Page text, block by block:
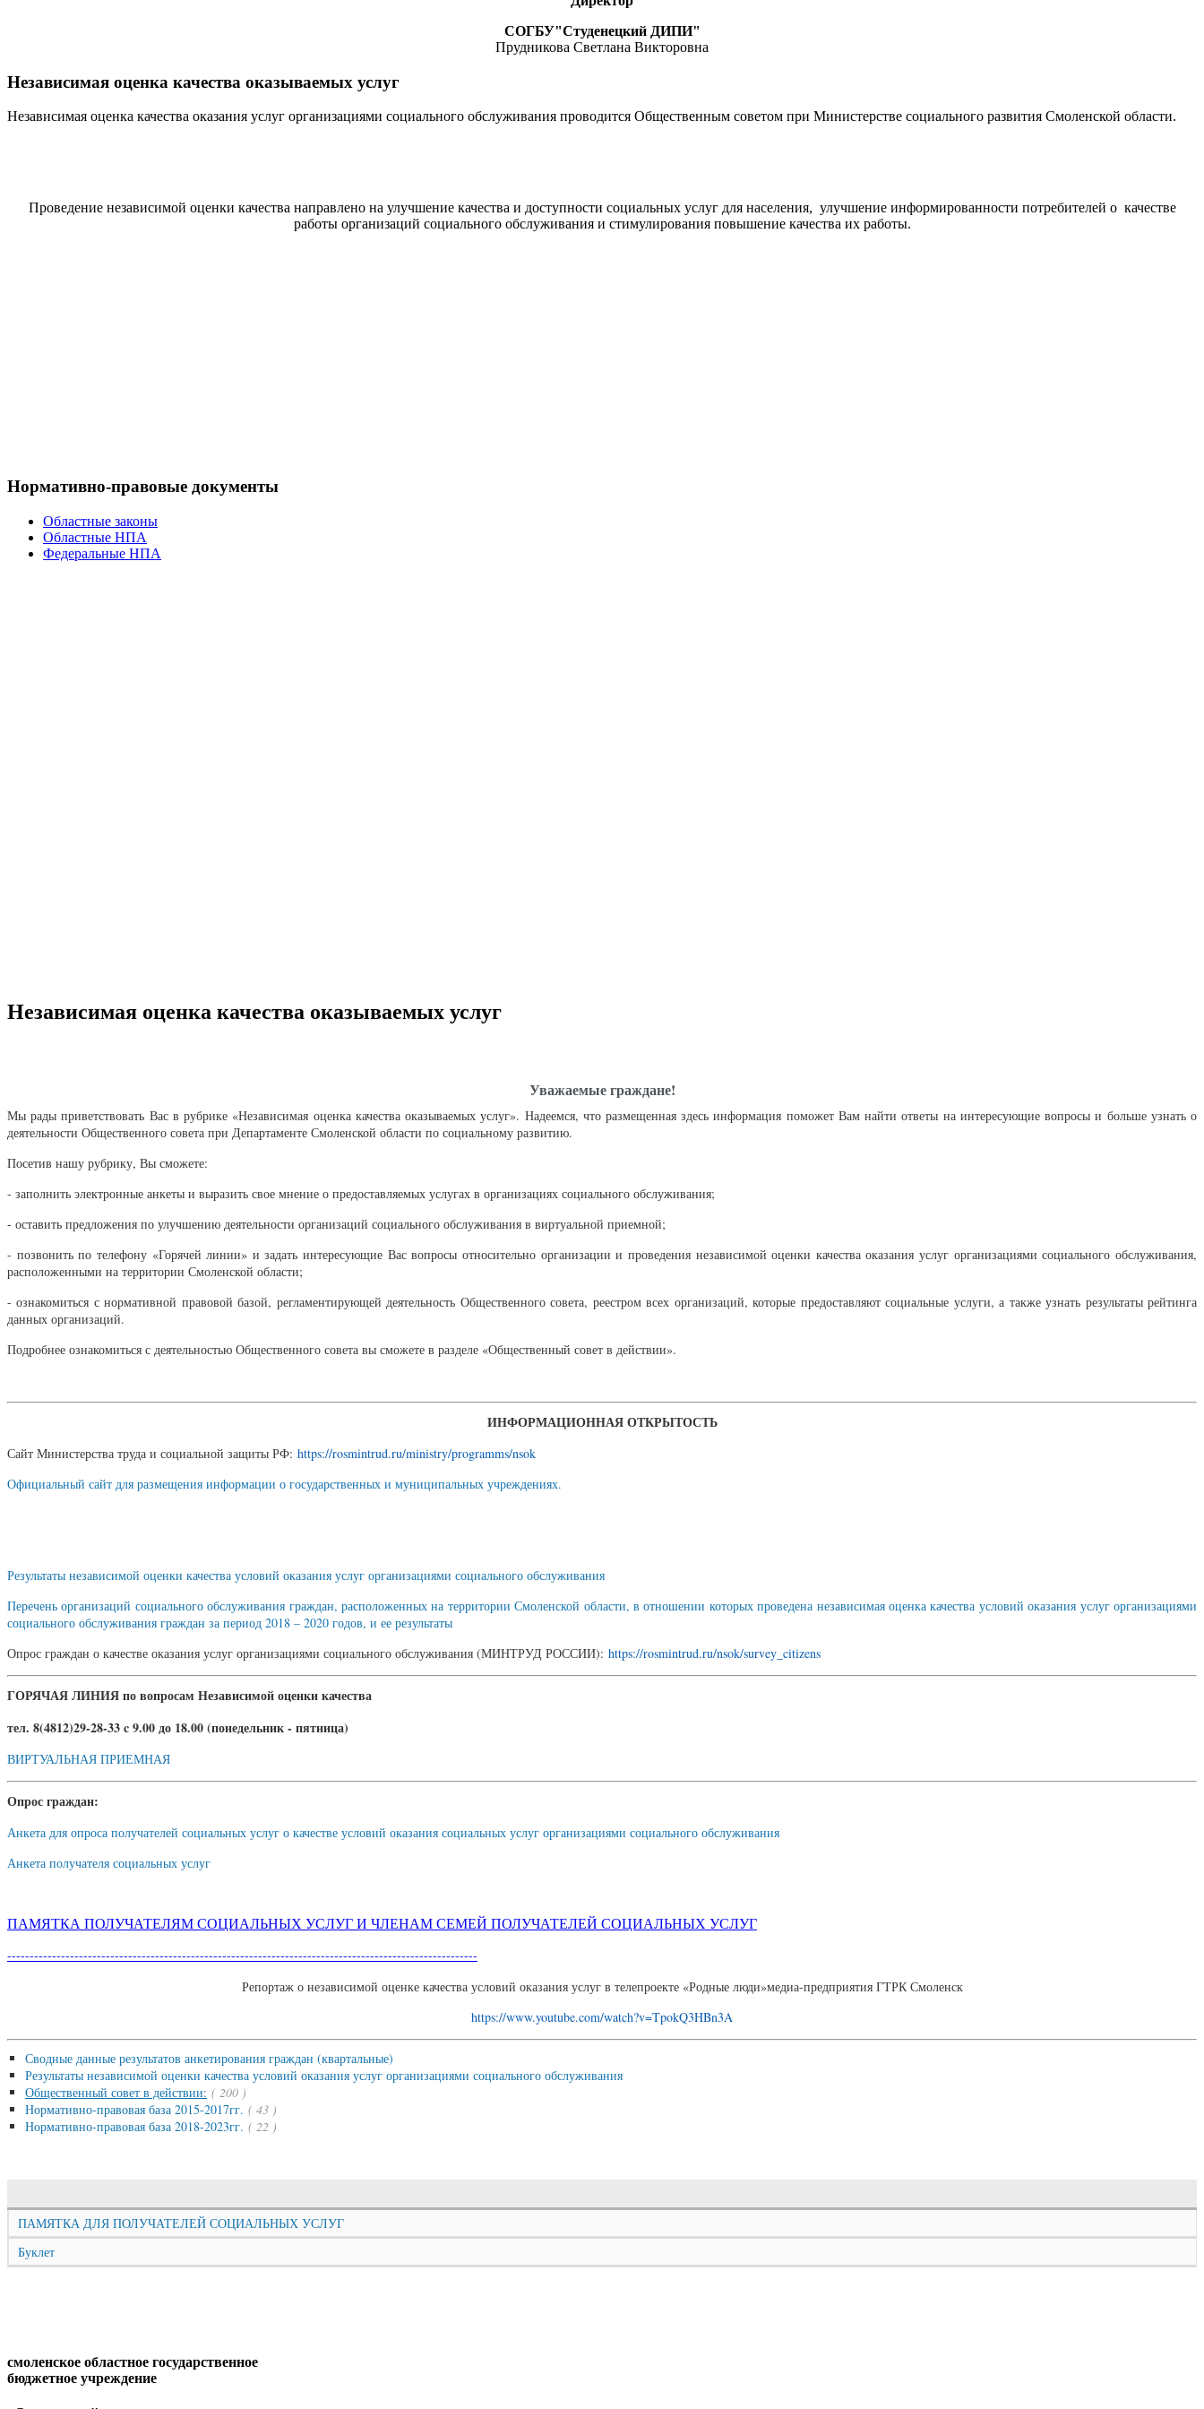
СОГБУ"Студенецкий ДИПИ"
Прудникова Светлана Викторовна
Независимая оценка качества оказываемых услуг
Независимая оценка качества оказания услуг организациями социального обслуживания проводится Общественным советом при Министерстве социального развития Смоленской области.
Проведение независимой оценки качества направлено на улучшение качества и доступности социальных услуг для населения, улучшение информированности потребителей о качестве
работы организаций социального обслуживания и стимулирования повышение качества их работы.
Нормативно-правовые документы
Областные законы
Областные НПА
Федеральные НПА
Независимая оценка качества оказываемых услуг
Уважаемые граждане!
Мы рады приветствовать Вас в рубрике «Независимая оценка качества оказываемых услуг». Надеемся, что размещенная здесь информация поможет Вам найти ответы на интересующие вопросы и больше узнать о
деятельности Общественного совета при Департаменте Смоленской области по социальному развитию.
Посетив нашу рубрику, Вы сможете:
- заполнить электронные анкеты и выразить свое мнение о предоставляемых услугах в организациях социального обслуживания;
- оставить предложения по улучшению деятельности организаций социального обслуживания в виртуальной приемной;
- позвонить по телефону «Горячей линии» и задать интересующие Вас вопросы относительно организации и проведения независимой оценки качества оказания услуг организациями социального обслуживания,
расположенными на территории Смоленской области;
- ознакомиться с нормативной правовой базой, регламентирующей деятельность Общественного совета, реестром всех организаций, которые предоставляют социальные услуги, а также узнать результаты рейтинга
данных организаций.
Подробнее ознакомиться с деятельностью Общественного совета вы сможете в разделе «Общественный совет в действии».
ИНФОРМАЦИОННАЯ ОТКРЫТОСТЬ
Сайт Министерства труда и социальной защиты РФ: https://rosmintrud.ru/ministry/programms/nsok
Официальный сайт для размещения информации о государственных и муниципальных учреждениях.
Результаты независимой оценки качества условий оказания услуг организациями социального обслуживания
Перечень организаций социального обслуживания граждан, расположенных на территории Смоленской области, в отношении которых проведена независимая оценка качества условий оказания услуг организациями
социального обслуживания граждан за период 2018 – 2020 годов, и ее результаты
Опрос граждан о качестве оказания услуг организациями социального обслуживания (МИНТРУД РОССИИ): https://rosmintrud.ru/nsok/survey_citizens
ГОРЯЧАЯ ЛИНИЯ по вопросам Независимой оценки качества
тел. 8(4812)29-28-33 c 9.00 до 18.00 (понедельник - пятница)
ВИРТУАЛЬНАЯ ПРИЕМНАЯ
Опрос граждан:
Анкета для опроса получателей социальных услуг о качестве условий оказания социальных услуг организациями социального обслуживания
Анкета получателя социальных услуг
ПАМЯТКА ПОЛУЧАТЕЛЯМ СОЦИАЛЬНЫХ УСЛУГ И ЧЛЕНАМ СЕМЕЙ ПОЛУЧАТЕЛЕЙ СОЦИАЛЬНЫХ УСЛУГ
---------------------------------------------------------------------------------------------------------
Репортаж о независимой оценке качества условий оказания услуг в телепроекте «Родные люди»медиа-предприятия ГТРК Смоленск
https://www.youtube.com/watch?v=TpokQ3HBn3A
Сводные данные результатов анкетирования граждан (квартальные)
Результаты независимой оценки качества условий оказания услуг организациями социального обслуживания
Общественный совет в действии: ( 200 )
Нормативно-правовая база 2015-2017гг. ( 43 )
Нормативно-правовая база 2018-2023гг. ( 22 )
ПАМЯТКА ДЛЯ ПОЛУЧАТЕЛЕЙ СОЦИАЛЬНЫХ УСЛУГ
Буклет
смоленское областное государственное
бюджетное учреждение